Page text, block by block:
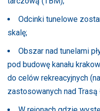
Odcinki tunelowe
skalę;
Obszar nad tunelami
pod budowę kanału
do celów rekreacyjnych
zastosowanych nad